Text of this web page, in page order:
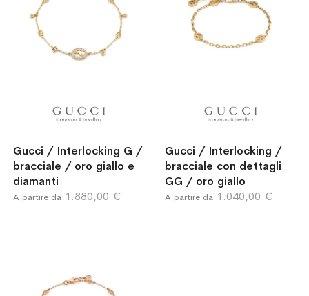
Gucci / Interlocking G /
bracciale / oro giallo e
diamanti
A partire da 1.880,00 €
Gucci / Interlocking /
bracciale con dettagli
GG / oro giallo
A partire da 1.040,00 €